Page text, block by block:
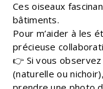
Ces oiseaux
bâtiments.
Pour m’aider à les
précieuse
👉 Si vous
(naturelle ou